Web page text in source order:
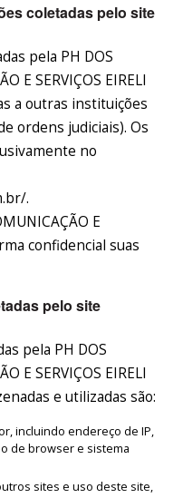
coletadas pelo site
pela PH DOS
E SERVIÇOS EIRELI
a outras instituições
ordens judiciais). Os
no
.
E
confidencial suas
pelo site
pela PH DOS
E SERVIÇOS EIRELI
e utilizadas são:
incluindo endereço de IP,
de browser e sistema
sites e uso deste site,